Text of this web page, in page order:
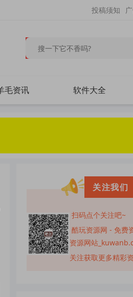
投稿须知
毛资讯 软件大全
关注我们
扫码点个关注吧~
酷玩资源网 - 免费
资源网站
关注获取更多精彩